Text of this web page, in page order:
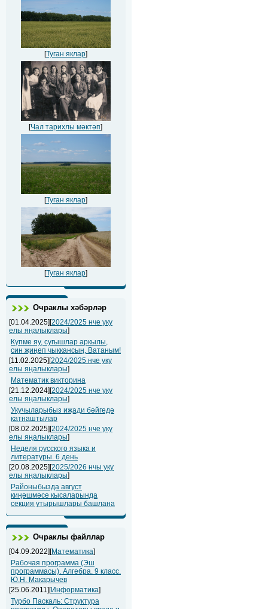
[Туган яклар]
[Чал тарихлы мәктәп]
[Туган яклар]
[Туган яклар]
Очраклы хәбәрләр
[01.04.2025][2024/2025 нче уку
елы яңалыклары]
Күпме яу, сугышлар аркылы,
син җиңеп чыккансың, Ватаным!
[11.02.2025][2024/2025 нче уку
елы яңалыклары]
Математик викторина
[21.12.2024][2024/2025 нче уку
елы яңалыклары]
Укучыларыбыз иҗади бәйгедә
катнаштылар
[08.02.2025][2024/2025 нче уку
елы яңалыклары]
Неделя русского языка и
литературы. 6 день
[20.08.2025][2025/2026 нчы уку
елы яңалыклары]
Районыбызда август
киңәшмәсе кысаларында
секция утырышлары башлана
Очраклы файллар
[04.09.2022][Математика]
Рабочая программа (Эш
программасы). Алгебра. 9 класс.
Ю.Н. Макарычев
[25.06.2011][Информатика]
Турбо Паскаль: Структура